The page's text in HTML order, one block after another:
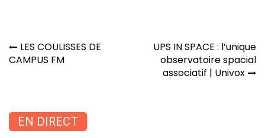
Navigation
de
LES COULISSES DE
CAMPUS FM
UPS IN SPACE : l’unique
observatoire spacial
associatif | Univox
EN DIRECT